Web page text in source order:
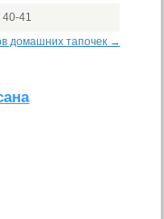
40-41
домашних тапочек →